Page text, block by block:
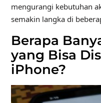
mengurangi kebutuhan
semakin langka di
Berapa
yang Bisa
iPhone?